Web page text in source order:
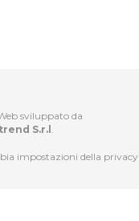
sviluppato da
S.r.l .
impostazioni della privacy